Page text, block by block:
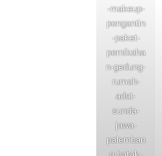
-makeup-
pengantin
-paket-
pernikaha
n-gedung-
rumah-
adat-
sunda-
jawa-
palemban